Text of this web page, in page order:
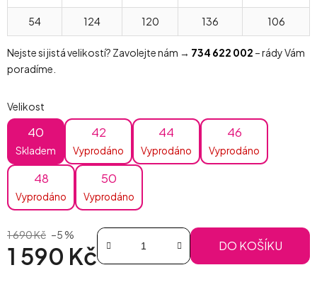
54 124 120 136 106
Nejste si jistá velikostí? Zavolejte nám → 734 622 002 – rády Vám
poradíme.
Velikost
40
Skladem
42
Vyprodáno
44
Vyprodáno
46
Vyprodáno
48
Vyprodáno
50
Vyprodáno
1 690 Kč –5 %
1 590 Kč DO KOŠÍKU